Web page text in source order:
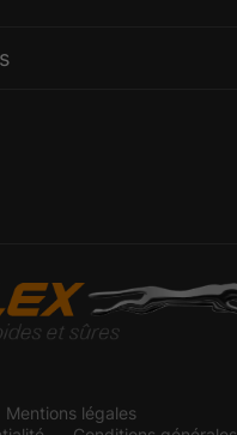
Mentions légales